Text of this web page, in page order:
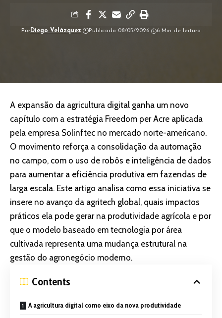
PorDiego Velázquez Publicado 08/05/2026 6 Min de leitura
A expansão da agricultura digital ganha um novo
capítulo com a estratégia Freedom per Acre aplicada
pela empresa Solinftec no mercado norte-americano.
O movimento reforça a consolidação da automação
no campo, com o uso de robôs e inteligência de dados
para aumentar a eficiência produtiva em fazendas de
larga escala. Este artigo analisa como essa iniciativa se
insere no avanço da agritech global, quais impactos
práticos ela pode gerar na produtividade agrícola e por
que o modelo baseado em tecnologia por área
cultivada representa uma mudança estrutural na
gestão do agronegócio moderno.
Contents
A agricultura digital como eixo da nova produtividade